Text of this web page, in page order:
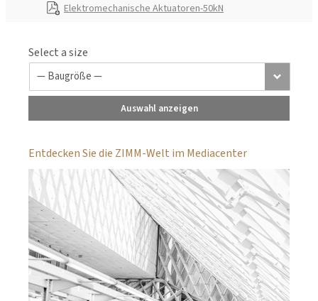
Elektromechanische Aktuatoren-50kN
Select a size
Auswahl anzeigen
Entdecken Sie die ZIMM-Welt im Mediacenter